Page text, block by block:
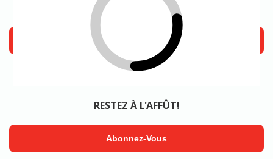
OÙ ACHETER
Trouvez Un Magasin
RESTEZ À L'AFFÛT!
Abonnez-Vous